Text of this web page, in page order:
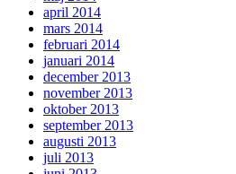
april 2014
mars 2014
februari 2014
januari 2014
december 2013
november 2013
oktober 2013
september 2013
augusti 2013
juli 2013